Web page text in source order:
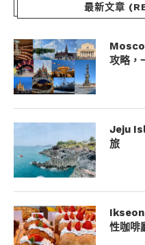
最新文章
攻略，
Jeju
旅
性咖啡